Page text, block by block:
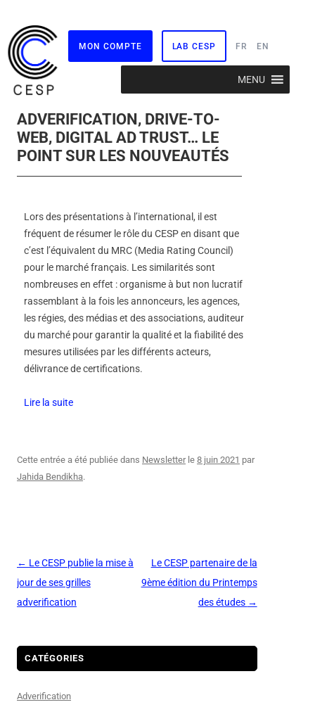
MON COMPTE LAB CESP FR EN
MENU
ADVERIFICATION, DRIVE-TO-
WEB, DIGITAL AD TRUST… LE
POINT SUR LES NOUVEAUTÉS
Lors des présentations à l’international, il est
fréquent de résumer le rôle du CESP en disant que
c’est l’équivalent du MRC (Media Rating Council)
pour le marché français. Les similarités sont
nombreuses en effet : organisme à but non lucratif
rassemblant à la fois les annonceurs, les agences,
les régies, des médias et des associations, auditeur
du marché pour garantir la qualité et la fiabilité des
mesures utilisées par les différents acteurs,
délivrance de certifications.
Lire la suite
Cette entrée a été publiée dans Newsletterle 8 juin 2021 par
Jahida Bendikha.
Navigation
des
articles
← Le CESP publie la mise à
jour de ses grilles
adverification
Le CESP partenaire de la
9ème édition du Printemps
des études →
CATÉGORIES
Adverification